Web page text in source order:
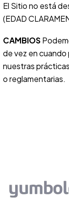
El Sitio no está
(EDAD
CAMBIOS
de vez en cuando
nuestras
o reglamentarias.